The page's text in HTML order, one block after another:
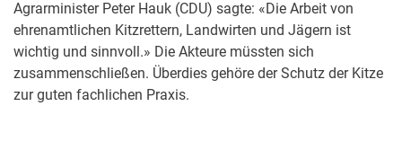
Agrarminister Peter Hauk (CDU) sagte: «Die Arbeit von
ehrenamtlichen Kitzrettern, Landwirten und Jägern ist
wichtig und sinnvoll.» Die Akteure müssten sich
zusammenschließen. Überdies gehöre der Schutz der Kitze
zur guten fachlichen Praxis.